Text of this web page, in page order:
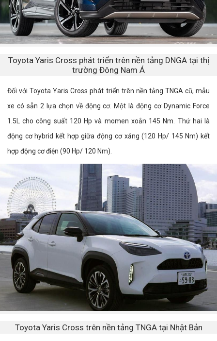
Toyota Yaris Cross phát triển trên nền tảng DNGA tại thị
trường Đông Nam Á
Đối với Toyota Yaris Cross phát triển trên nền tảng TNGA cũ, mẫu
xe có sẵn 2 lựa chọn về động cơ. Một là động cơ Dynamic Force
1.5L cho công suất 120 Hp và momen xoắn 145 Nm. Thứ hai là
động cơ hybrid kết hợp giữa động cơ xăng (120 Hp/ 145 Nm) kết
hợp động cơ điện (90 Hp/ 120 Nm).
Toyota Yaris Cross trên nền tảng TNGA tại Nhật Bản